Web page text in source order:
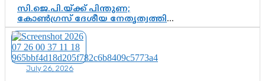
സി.ജെ.പി.യ്ക്ക് പിന്തുണ;
കോൺഗ്രസ് ദേശീയ നേതൃത്വത്തിൽ
ആശങ്കയോ? പാർട്ടിക്കുള്ളിൽ
ഭിന്നാഭിപ്രായമെന്ന വിലയിരുത്തൽ
July 26, 2026